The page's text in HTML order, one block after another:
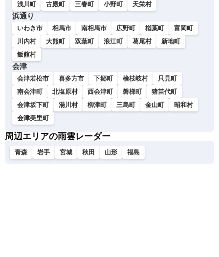
浅川町
古殿町 三春町 小野町 天栄村
浜通り
いわき市 相馬市 南相馬市 広野町 楢葉町
富岡町
川内村
大熊町 双葉町 浪江町 葛尾村
新地町
飯舘村
会津
会津若松市 喜多方市 下郷町 檜枝岐村
只見町
南会津町
北塩原村 西会津町 磐梯町
猪苗代町
会津坂下町
湯川村 柳津町 三島町 金山町
昭和村
会津美里町
周辺エリアの雨雲レーダー
青森 岩手 宮城 秋田 山形 福島